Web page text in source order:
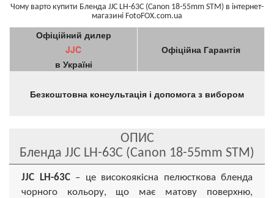
Чому варто купити Бленда JJC LH-63C (Canon 18-55mm STM) в інтернет-
магазині FotoFOX.com.ua
Офіційний дилер
JJC
в Україні
Офіційна Гарантія
Безкоштовна консультація і допомога з вибором
ОПИС
Бленда JJC LH-63C (Canon 18-55mm STM)
JJC LH-63С– це високоякісна пелюсткова бленда
чорного кольору, що має матову поверхню,